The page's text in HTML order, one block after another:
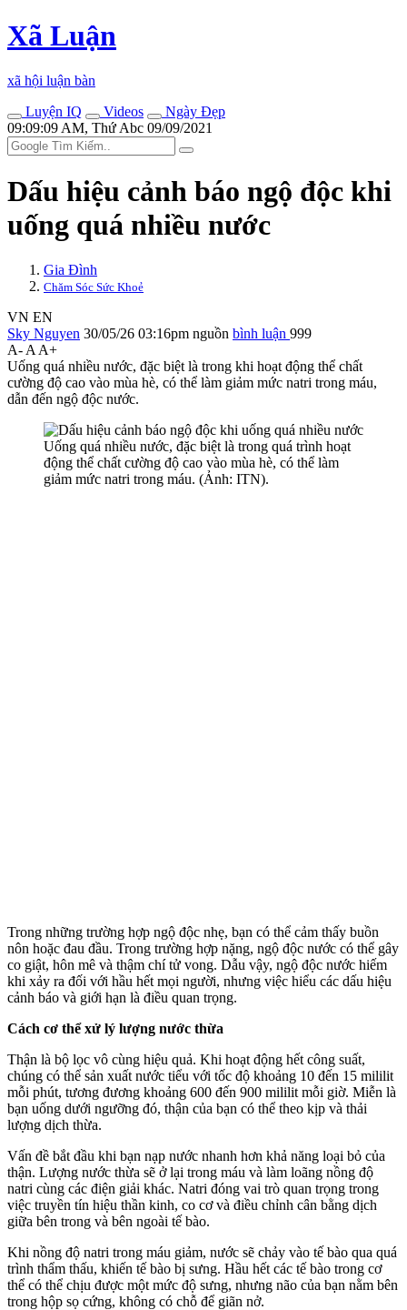
Xã Luận
xã hội luận bàn
Luyện IQ
Videos
Ngày Đẹp
09:09:09 AM, Thứ Abc 09/09/2021
Dấu hiệu cảnh báo ngộ độc khi
uống quá nhiều nước
Gia Đình
Chăm Sóc Sức Khoẻ
VN EN
Sky Nguyen 30/05/26 03:16pm nguồn bình luận 999
A- A A+
Uống quá nhiều nước, đặc biệt là trong khi hoạt động thể chất
cường độ cao vào mùa hè, có thể làm giảm mức natri trong máu,
dẫn đến ngộ độc nước.
Uống quá nhiều nước, đặc biệt là trong quá trình hoạt
động thể chất cường độ cao vào mùa hè, có thể làm
giảm mức natri trong máu. (Ảnh: ITN).
Trong những trường hợp ngộ độc nhẹ, bạn có thể cảm thấy buồn
nôn hoặc đau đầu. Trong trường hợp nặng, ngộ độc nước có thể gây
co giật, hôn mê và thậm chí t‌ử von‌g. Dẫu vậy, ngộ độc nước hiếm
khi xảy ra đối với hầu hết mọi người, nhưng việc hiểu các dấu hiệu
cảnh báo và giới hạn là điều quan trọng.
Cách c‌ơ th‌ể xử lý lượng nước thừa
Thận là bộ lọc vô cùng hiệu quả. Khi hoạt động hết công suất,
chúng có thể sản xuất nước tiểu với tốc độ khoảng 10 đến 15 mililit
mỗi phút, tương đương khoảng 600 đến 900 mililit mỗi giờ. Miễn là
bạn uống dưới ngưỡng đó, thận của bạn có thể theo kịp và thải
lượng dịch thừa.
Vấn đề bắt đầu khi bạn nạp nước nhanh hơn khả năng loại bỏ của
thận. Lượng nước thừa sẽ ở lại trong máu và làm loãng nồng độ
natri cùng các điện giải khác. Natri đóng vai trò quan trọng trong
việc truyền tín hiệu thần kinh, co cơ và điều chỉnh cân bằng dịch
giữa bên trong và bên ngoài tế bào.
Khi nồng độ natri trong máu giảm, nước sẽ chảy vào tế bào qua quá
trình thẩm thấu, khiến tế bào bị sưng. Hầu hết các tế bào trong c‌ơ
th‌ể có thể chịu được một mức độ sưng, nhưng não của bạn nằm bên
trong hộp sọ cứng, không có chỗ để giãn nở.